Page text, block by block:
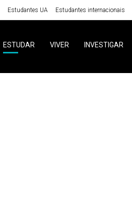
Estudantes UA Estudantes internacionais
ESTUDAR VIVER INVESTIGAR